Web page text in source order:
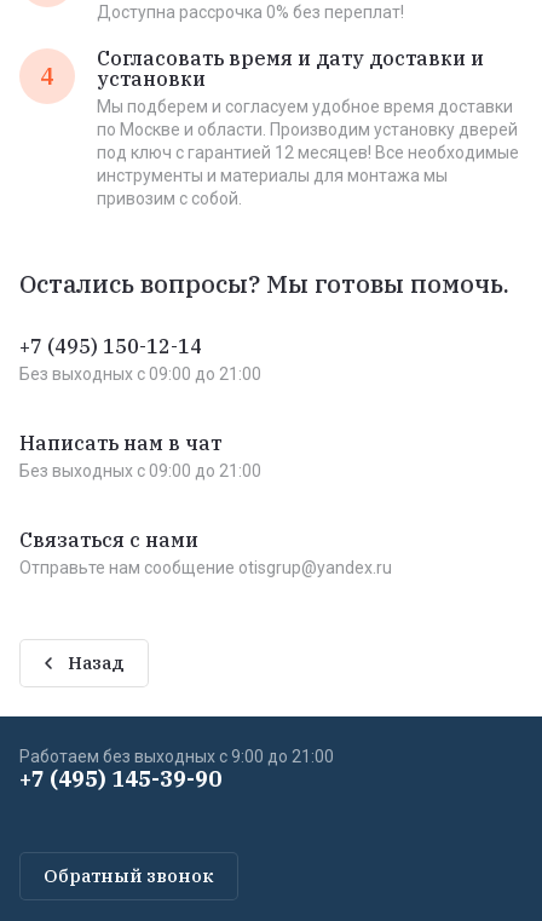
Доступна рассрочка 0% без переплат!
4
Согласовать время и дату доставки и
установки
Мы подберем и согласуем удобное время доставки
по Москве и области. Производим установку дверей
под ключ с гарантией 12 месяцев! Все необходимые
инструменты и материалы для монтажа мы
привозим с собой.
Остались вопросы? Мы готовы помочь.
+7 (495) 150-12-14
Без выходных c 09:00 до 21:00
Написать нам в чат
Без выходных c 09:00 до 21:00
Связаться с нами
Отправьте нам сообщение otisgrup@yandex.ru
Назад
Работаем без выходных с 9:00 до 21:00
+7 (495) 145-39-90
Обратный звонок